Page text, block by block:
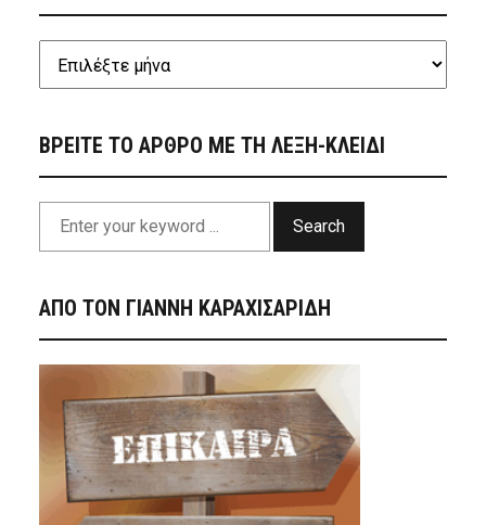
ΒΡΕΙΤΕ ΤΟ ΑΡΘΡΟ ΜΕ ΤΗ ΛΕΞΗ-ΚΛΕΙΔΙ
Search
ΑΠΟ ΤΟΝ ΓΙΑΝΝΗ ΚΑΡΑΧΙΣΑΡΙΔΗ